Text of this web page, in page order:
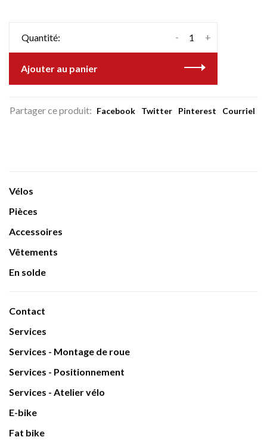
Quantité: +
-
Ajouter au panier
Partager ce produit: Facebook Twitter Pinterest Courriel
Vélos
Pièces
Accessoires
Vêtements
En solde
Contact
Services
Services - Montage de roue
Services - Positionnement
Services - Atelier vélo
E-bike
Fat bike